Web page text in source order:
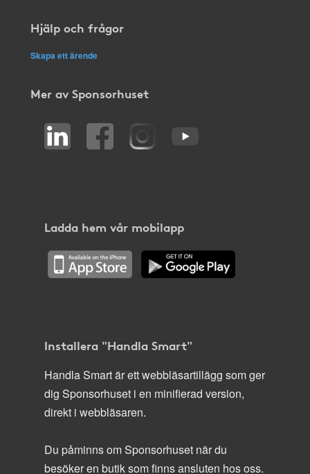
Hjälp och frågor
Skapa ett ärende
Mer av Sponsorhuset
Ladda hem vår mobilapp
Installera "Handla Smart"
Handla Smart är ett webbläsartillägg som ger
dig Sponsorhuset i en minifierad version,
direkt i webbläsaren.
Du påminns om Sponsorhuset när du
besöker en butik som finns ansluten hos oss.